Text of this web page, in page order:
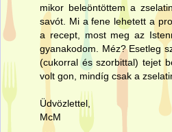
mikor beleöntöttem a
savót. Mi a fene lehetett a
a recept, most meg az
gyanakodom. Méz? Esetleg
(cukorral és szorbittal) tejet
volt gon, mindíg csak a
Üdvözlettel,
McM